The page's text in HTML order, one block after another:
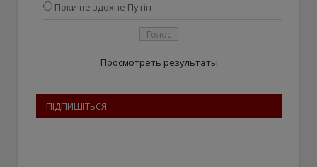
Поки не здохне Путін
Просмотреть результаты
ПІДПИШІТЬСЯ